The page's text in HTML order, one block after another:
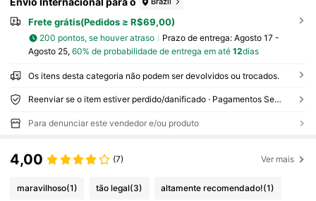
Frete grátis(Pedidos ≥ R$69,00)
200 pontos, se houver atraso Prazo de entrega: Agosto 17 -
Agosto 25, 60% de probabilidade de entrega em até 12dias
Os itens desta categoria não podem ser devolvidos ou trocados.
Reenviar se o item estiver perdido/danificado · Pagamentos Seguros · Proteção de privacidade
Para denunciar este vendedor e/ou produto
4,00 (7) Ver mais
maravilhoso(1) tão legal(3) altamente recomendado!(1)